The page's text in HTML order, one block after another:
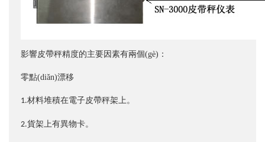
影響皮帶秤精度的主要因素有兩個(gè)：
零點(diǎn)漂移
1.材料堆積在電子皮帶秤架上。
2.貨架上有異物卡。